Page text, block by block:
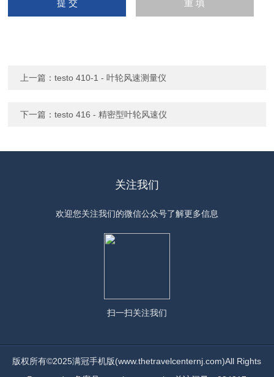
上一篇：testo 410-1 - 叶轮风速测量仪
下一篇：testo 416 - 精密型叶轮风速仪
关注我们
欢迎您关注我们的微信公众号了解更多信息
扫一扫关注我们
版权所有©2025满冠手机版(www.thetravelcenternj.com)All Rights